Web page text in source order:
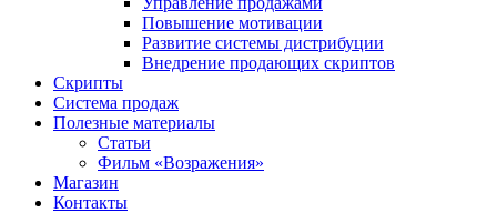
Повышение мотивации
Развитие системы дистрибуции
Внедрение продающих скриптов
Скрипты
Система продаж
Полезные материалы
Статьи
Фильм «Возражения»
Магазин
Контакты